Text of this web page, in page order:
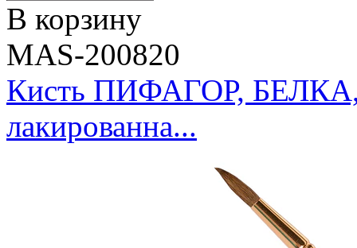
В корзину
MAS-200820
Кисть ПИФАГОР, БЕЛКА,
лакированна...